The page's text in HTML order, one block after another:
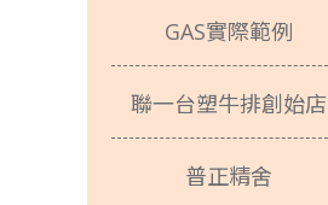
GAS實際範例
聯一台塑牛排創始店
普正精舍